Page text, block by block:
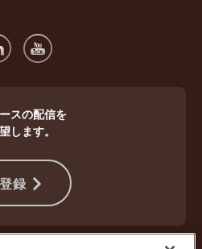
スの配信を
します。
登録